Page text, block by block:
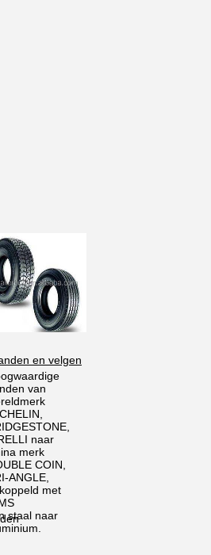
en velgen
van
naar
merk
COIN,
ANGLE,
met
staal naar